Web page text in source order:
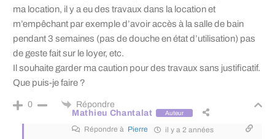
ma location, il y a eu des travaux dans la location et
m’empêchant par exemple d’avoir accès à la salle de bain
pendant 3 semaines (pas de douche en état d’utilisation) pas
de geste fait sur le loyer, etc.
Il souhaite garder ma caution pour des travaux sans justificatif.
Que puis-je faire ?
0
Répondre
Mathieu Chantalat
Auteur
Répondre à Pierre il y a 2 années